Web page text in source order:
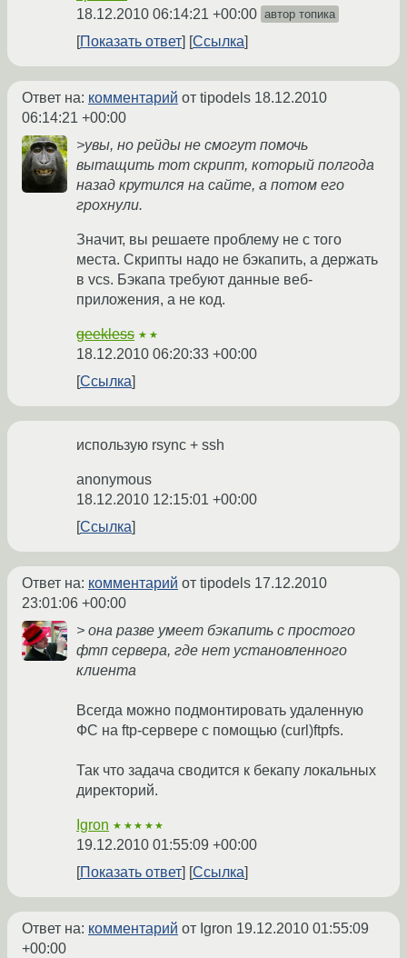
18.12.2010 06:14:21 +00:00 автор топика
Показать ответ Ссылка
Ответ на: комментарий от tipodels 18.12.2010
06:14:21 +00:00
>увы, но рейды не смогут помочь
вытащить тот скрипт, который полгода
назад крутился на сайте, а потом его
грохнули.
Значит, вы решаете проблему не с того
места. Скрипты надо не бэкапить, а держать
в vcs. Бэкапа требуют данные веб-
приложения, а не код.
geekless ★★
18.12.2010 06:20:33 +00:00
Ссылка
использую rsync + ssh
anonymous
18.12.2010 12:15:01 +00:00
Ссылка
Ответ на: комментарий от tipodels 17.12.2010
23:01:06 +00:00
> она разве умеет бэкапить с простого
фтп сервера, где нет установленного
клиента
Всегда можно подмонтировать удаленную
ФС на ftp-сервере с помощью (curl)ftpfs.
Так что задача сводится к бекапу локальных
директорий.
Igron ★★★★★
19.12.2010 01:55:09 +00:00
Показать ответ
Ссылка
Ответ на: комментарий от Igron 19.12.2010 01:55:09
+00:00